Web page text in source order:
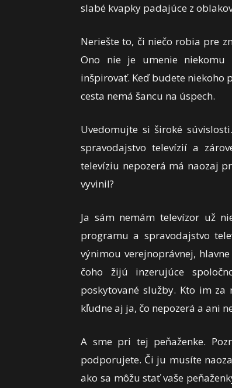
slabé kvapky padajúce z
Neriešte to, či niečo robia pre
Ono nie je umenie niekomu
inšpirovať. Keď budete
cesta nemá šancu na úspech.
Uvedomujte si široké
spravodajstvo televízií a
televíziu nepozerá má naozaj
vyvinil?
Ja sám nemám televízor už
programu a spravodajstvo
výnimou verejnoprávnej,
čoho žijú inzerujúce
poskytované služby. Kto im
kľudne aj ja, čo nepozerá a ani
A sme pri tej peňaženke.
podporujete. Či ju musíte
ako sa môžu stať vaše